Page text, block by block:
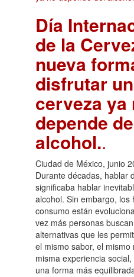
Día
de la
nueva
disfrutar
cerveza ya
depende
alcohol..
Ciudad de México, junio
Durante décadas, hablar
significaba hablar
alcohol. Sin embargo, los
consumo están
vez más personas buscan
alternativas que les
el mismo sabor, el mismo
misma experiencia
una forma más